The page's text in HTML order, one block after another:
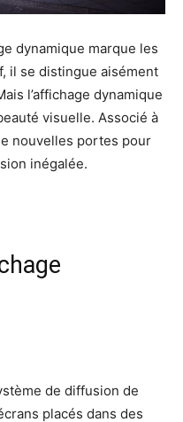
dynamique marque les
il se distingue aisément
l’affichage dynamique
visuelle. Associé à
nouvelles portes pour
inégalée.
de diffusion de
placés dans des